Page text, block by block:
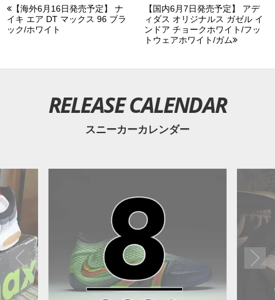
【海外6月16日発売予定】 ナ
イキ エア DT マックス 96 ブラ
ック/ホワイト
【国内6月7日発売予定】 アデ
ィダス オリジナルス ガゼル イ
ンドア チョークホワイト/フッ
トウェアホワイト/ガム
RELEASE CALENDAR
スニーカーカレンダー